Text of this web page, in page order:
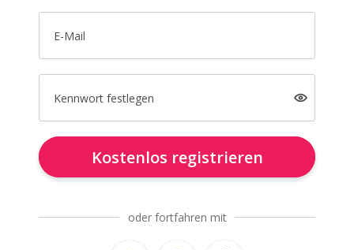
E-Mail
Kennwort festlegen
Kostenlos registrieren
oder fortfahren mit